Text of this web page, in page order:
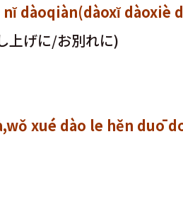
nĭ dàoqiàn(dàoxĭ dàoxiè
上げに/お別れに)
xué dào le hěn duō